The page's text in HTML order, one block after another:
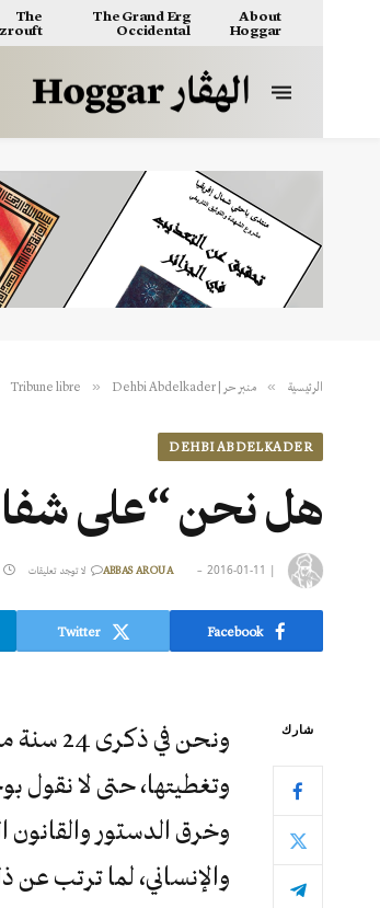
About
Hoggar
The Grand Erg
Occidental
The
الرئيسية » منبر حر | Tribune libre » Dehbi Abdelkader
DEHBI ABDELKADER
هل نحن “على
|
ABBAS AROUA 2016-01-11 لا توجد تعليقات
Facebook
Twitter
شارك
وتغطيتها، حتى لا نقول
وخرق الدستور والقانون
والإنساني، لما ترتب عن